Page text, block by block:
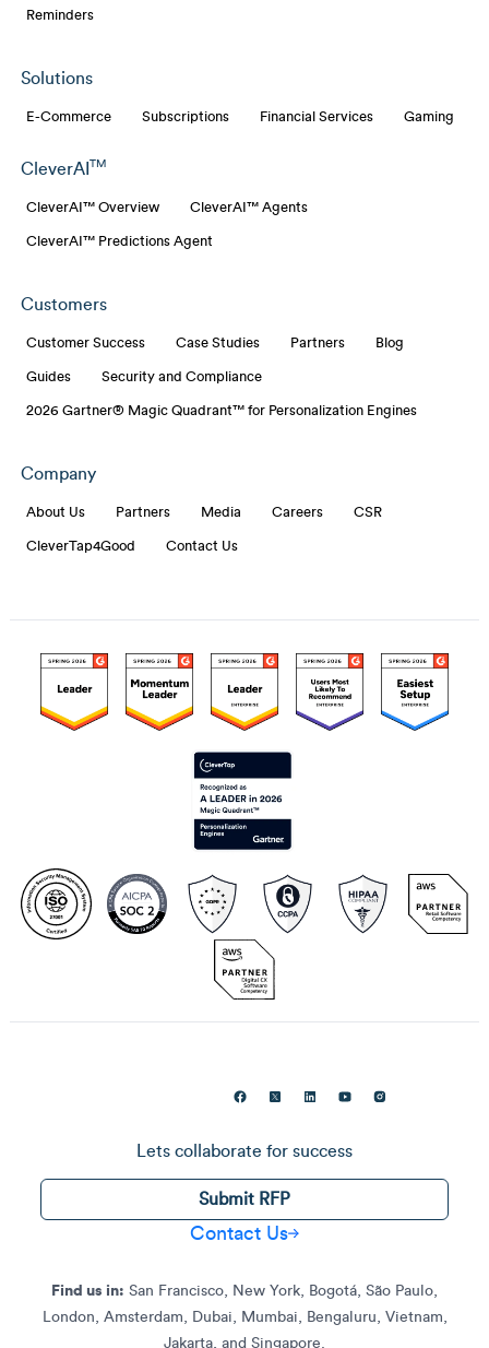
Reminders
Solutions
E-Commerce Subscriptions Financial Services Gaming
CleverAI TM
CleverAI™ Overview CleverAI™ Agents
CleverAI™ Predictions Agent
Customers
Customer Success Case Studies Partners Blog
Guides Security and Compliance
2026 Gartner® Magic Quadrant™ for Personalization Engines
Company
About Us Partners Media Careers CSR
CleverTap4Good Contact Us
Lets collaborate for success
Submit RFP
Contact Us
Find us in: San Francisco, New York, Bogotá, São Paulo,
London, Amsterdam, Dubai, Mumbai, Bengaluru, Vietnam,
Jakarta, and Singapore.